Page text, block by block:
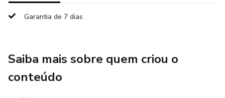
Garantia de 7 dias
Saiba mais sobre quem criou o
conteúdo